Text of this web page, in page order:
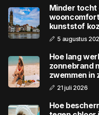
Minder tocht
kunststof
5 augustus
Hoe lang
zonnebrand
zwemmen in
21 juli 2026
Hoe